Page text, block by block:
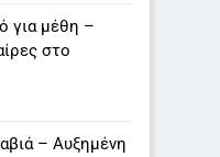
για μέθη –
στο
– Αυξημένη